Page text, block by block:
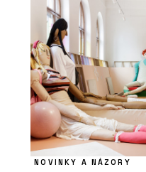
NOVINKY A NÁZORY